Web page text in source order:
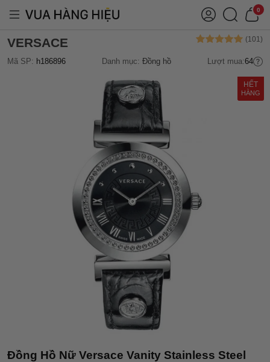
0
VERSACE
Mã SP: h186896 Danh mục: Đồng hồ Lượt mua:64
HẾT
HÀNG
Đồng Hồ Nữ Versace Vanity Stainless Steel